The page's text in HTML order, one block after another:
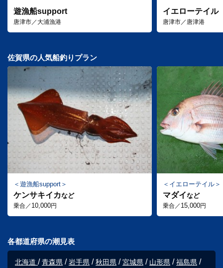
遊漁船support
唐津市／大浦漁港
イエローテイル
唐津市／唐津港
佐賀県の人気船釣りプラン
遊漁船support
ケンサキイカなど
乗合／ 10,000円
イエローテイル
マダイなど
乗合／ 15,000円
各都道府県の潮見表
北海道 青森県 岩手県 秋田県 宮城県 山形県
福島県